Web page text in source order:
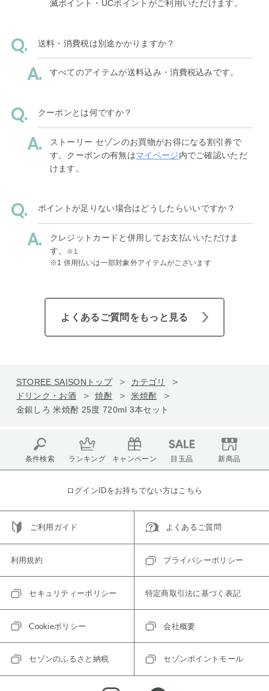
滅ポイント・UCポイントがご利用いただけます。
送料・消費税は別途かかりますか？
すべてのアイテムが送料込み・消費税込みです。
クーポンとは何ですか？
ストーリー セゾンのお買物がお得になる割引券で
す。クーポンの有無はマイページ内でご確認いただ
けます。
ポイントが足りない場合はどうしたらいいですか？
クレジットカードと併用してお支払いいただけま
す。
※1
※1 併用払いは一部対象外アイテムがございます
よくあるご質問をもっと見る
STOREE SAISONトップ
カテゴリ
ドリンク・お酒
焼酎
米焼酎
金銀しろ 米焼酎 25度 720ml 3本セット
条件検索 ランキング キャンペーン 目玉品 新商品
ログインIDをお持ちでない方はこちら
ご利用ガイド よくあるご質問
利用規約 プライバシーポリシー
セキュリティーポリシー 特定商取引法に基づく表記
Cookieポリシー 会社概要
セゾンのふるさと納税 セゾンポイントモール